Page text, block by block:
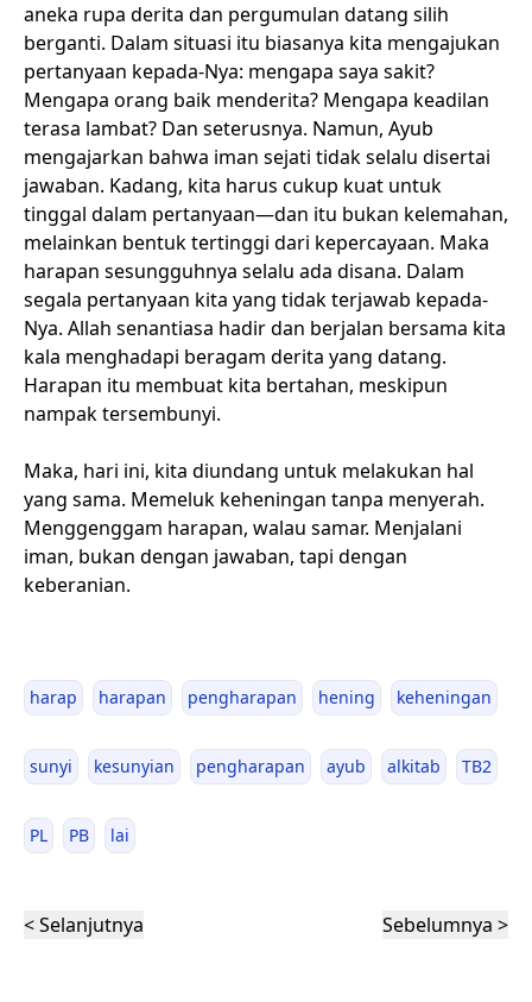
aneka rupa derita dan pergumulan datang silih
berganti. Dalam situasi itu biasanya kita mengajukan
pertanyaan kepada-Nya: mengapa saya sakit?
Mengapa orang baik menderita? Mengapa keadilan
terasa lambat? Dan seterusnya. Namun, Ayub
mengajarkan bahwa iman sejati tidak selalu disertai
jawaban. Kadang, kita harus cukup kuat untuk
tinggal dalam pertanyaan—dan itu bukan kelemahan,
melainkan bentuk tertinggi dari kepercayaan. Maka
harapan sesungguhnya selalu ada disana. Dalam
segala pertanyaan kita yang tidak terjawab kepada-
Nya. Allah senantiasa hadir dan berjalan bersama kita
kala menghadapi beragam derita yang datang.
Harapan itu membuat kita bertahan, meskipun
nampak tersembunyi.
Maka, hari ini, kita diundang untuk melakukan hal
yang sama. Memeluk keheningan tanpa menyerah.
Menggenggam harapan, walau samar. Menjalani
iman, bukan dengan jawaban, tapi dengan
keberanian.
harap harapan pengharapan hening keheningan
sunyi kesunyian pengharapan ayub alkitab TB2
PL PB lai
< Selanjutnya Sebelumnya >